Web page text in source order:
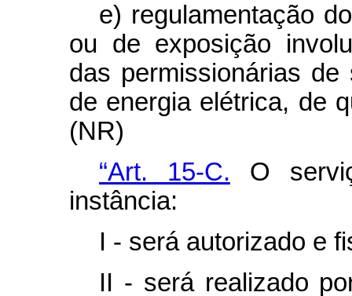
e) regulamentação
ou de exposição
das permissionárias
de energia elétrica, de
(NR)
“Art. 15-C. O
instância:
I - será autorizado e
II - será realizado